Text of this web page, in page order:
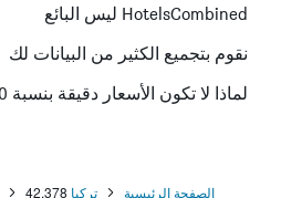
HotelsCombined ليس البائع
نقوم بتجميع الكثير من البيانات لك
لماذا لا تكون الأسعار دقيقة بنسبة 100٪؟
الصفحة الرئيسية تركيا 42,378